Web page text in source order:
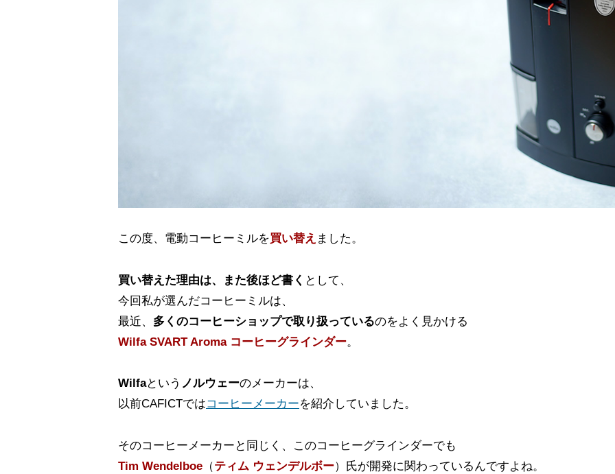
この度、電動コーヒーミルを買い替え ました。
買い替えた理由は、また後ほど書く として、
今回私が選んだコーヒーミルは、
最近、 多くのコーヒーショップで取り扱っているのをよく見かける
Wilfa SVART Aroma コーヒーグラインダー。
Wilfaという ノルウェーのメーカーは、
以前CAFICTではコーヒーメーカーを紹介していました。
そのコーヒーメーカーと同じく、このコーヒーグラインダーでも
Tim Wendelboe （ティム ウェンデルボー）氏が開発に関わっているんですよね。